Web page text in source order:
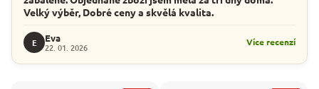
Velký výběr, Dobré ceny a skvělá kvalita.
E
Eva
22. 01. 2026
Více recenzí